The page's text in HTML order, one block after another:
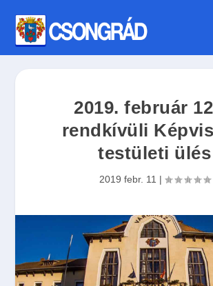
2019. február
rendkívüli
testületi ülés
2019 febr. 11 |